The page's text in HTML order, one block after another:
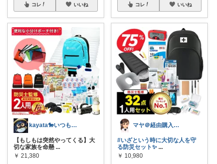
コレ いいね
kayata🐎いつもありがとう😊
【もしもは突然やってくる】大
切な家族を命懸 ...
￥ 21,380
コレ いいね
マヤ＠経由購入に感謝❤️
#いざという時に大切な人を守
る防災セット✨ ...
￥ 10,980